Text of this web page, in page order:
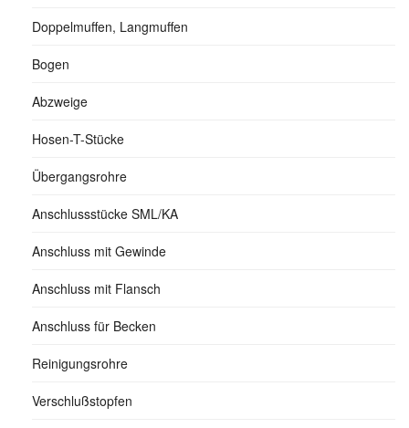
Doppelmuffen, Langmuffen
Bogen
Abzweige
Hosen-T-Stücke
Übergangsrohre
Anschlussstücke SML/KA
Anschluss mit Gewinde
Anschluss mit Flansch
Anschluss für Becken
Reinigungsrohre
Verschlußstopfen